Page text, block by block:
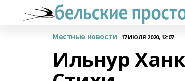
Местные новости 17 ИЮЛЯ 2020, 12:07
Ильнур